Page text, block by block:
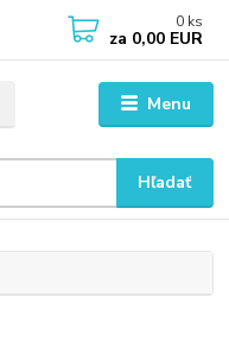
Menu
Hľadať
0 ks
za 0,00 EUR